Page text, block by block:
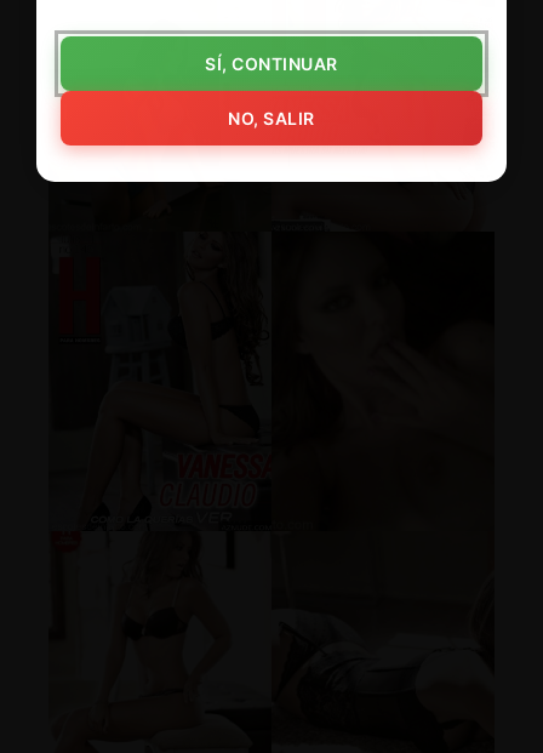
SÍ, CONTINUAR
NO, SALIR